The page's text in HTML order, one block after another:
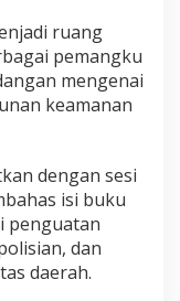
ruang
pemangku
mengenai
keamanan
dengan sesi
isi buku
penguatan
dan
daerah.